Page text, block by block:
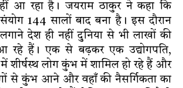
आ रहा है। जयराम ठाकुर ने कहा कि
144 सालों बाद बना है। इस दौरान
देश ही नहीं दुनिया से भी लाखों की
रहे हैं। एक से बढ़कर एक उद्योगपति,
में शीर्षस्थ लोग कुंभ में शामिल हो रहे हैं और
से कुंभ आने और वहाँ की नैसर्गिकता का